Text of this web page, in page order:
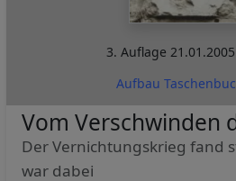
3. Auflage 21.01.2005
Aufbau
Vom Verschwinden
Der Vernichtungskrieg fand
war dabei